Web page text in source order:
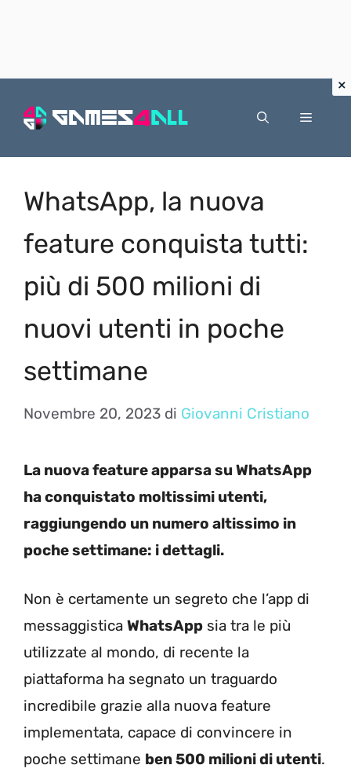
Menu
WhatsApp, la nuova
feature conquista tutti:
più di 500 milioni di
nuovi utenti in poche
settimane
Novembre 20, 2023 di Giovanni Cristiano
La nuova feature apparsa su WhatsApp
ha conquistato moltissimi utenti,
raggiungendo un numero altissimo in
poche settimane: i dettagli.
Non è certamente un segreto che l’app di
messaggistica WhatsApp sia tra le più
utilizzate al mondo, di recente la
piattaforma ha segnato un traguardo
incredibile grazie alla nuova feature
implementata, capace di convincere in
poche settimane ben 500 milioni di utenti.